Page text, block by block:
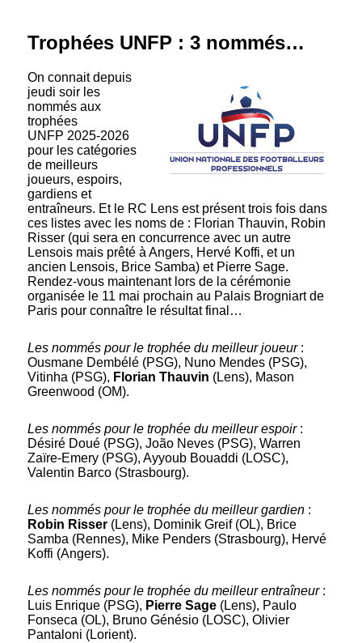
Trophées UNFP : 3 nommés…
On connait depuis
jeudi soir les
nommés aux
trophées
UNFP 2025-2026
pour les catégories
de meilleurs
joueurs, espoirs,
gardiens et
entraîneurs. Et le RC Lens est présent trois fois dans
ces listes avec les noms de : Florian Thauvin, Robin
Risser (qui sera en concurrence avec un autre
Lensois mais prêté à Angers, Hervé Koffi, et un
ancien Lensois, Brice Samba) et Pierre Sage.
Rendez-vous maintenant lors de la cérémonie
organisée le 11 mai prochain au Palais Brogniart de
Paris pour connaître le résultat final…
Les nommés pour le trophée du meilleur joueur:
Ousmane Dembélé (PSG), Nuno Mendes (PSG),
Vitinha (PSG), Florian Thauvin (Lens), Mason
Greenwood (OM).
Les nommés pour le trophée du meilleur espoir:
Désiré Doué (PSG), João Neves (PSG), Warren
Zaïre-Emery (PSG), Ayyoub Bouaddi (LOSC),
Valentin Barco (Strasbourg).
Les nommés pour le trophée du meilleur gardien :
Robin Risser (Lens), Dominik Greif (OL), Brice
Samba (Rennes), Mike Penders (Strasbourg), Hervé
Koffi (Angers).
Les nommés pour le trophée du meilleur entraîneur :
Luis Enrique (PSG), Pierre Sage (Lens), Paulo
Fonseca (OL), Bruno Génésio (LOSC), Olivier
Pantaloni (Lorient).